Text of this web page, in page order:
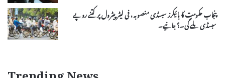
پنجاب حکومت کا بائیکرز سبسڈی منصوبہ، فی لیٹر پیٹرول پر کتنے روپے
سبسڈی ملے گی۔؟ جانیے۔